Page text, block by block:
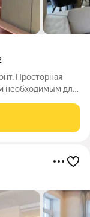
Просторная
необходимым для
или при